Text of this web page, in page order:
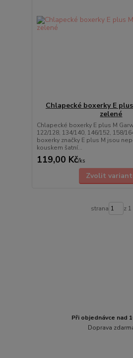
Chlapecké boxerky E
zelené
Chlapecké boxerky E plus M
122/128, 134/140, 146/152, 158/
boxerky značky E plus M jsou
kouskem šatní...
119,00 Kč/ks
Zvolit
strana z 1
Při objednávce nad
Doprava